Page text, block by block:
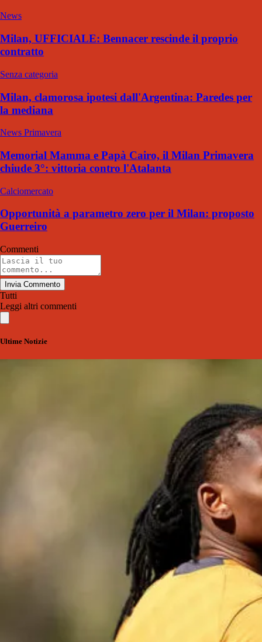
News
Milan, UFFICIALE: Bennacer rescinde il proprio
contratto
Senza categoria
Milan, clamorosa ipotesi dall'Argentina: Paredes per
la mediana
News Primavera
Memorial Mamma e Papà Cairo, il Milan Primavera
chiude 3°: vittoria contro l'Atalanta
Calciomercato
Opportunità a parametro zero per il Milan: proposto
Guerreiro
Commenti
Invia Commento
Tutti
Leggi altri commenti
Ultime Notizie